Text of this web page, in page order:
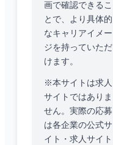
画で確認できるこ
とで、より具体的
なキャリアイメー
ジを持っていただ
けます。
※本サイトは求人
サイトではありま
せん。実際の応募
は各企業の公式サ
イト・求人サイト